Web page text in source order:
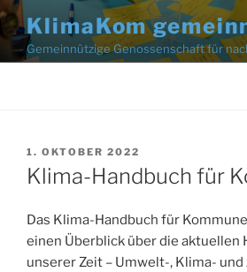
Zum
Inhalt
springen
KlimaKom
Gemeinnützige Genossenschaft für
1. OKTOBER 2022
Klima-Handbuch für
Das Klima-Handbuch für
einen Überblick über die aktuellen
unserer Zeit – Umwelt-, Klima-